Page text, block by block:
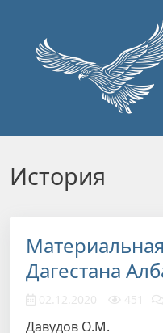
История
Дагестана
02.12.2020 451
Давудов О.М.